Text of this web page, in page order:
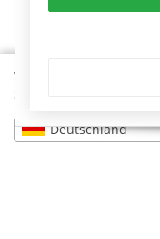
Wähle dein Lieferland,
Standort zu sehen.
Deutschland